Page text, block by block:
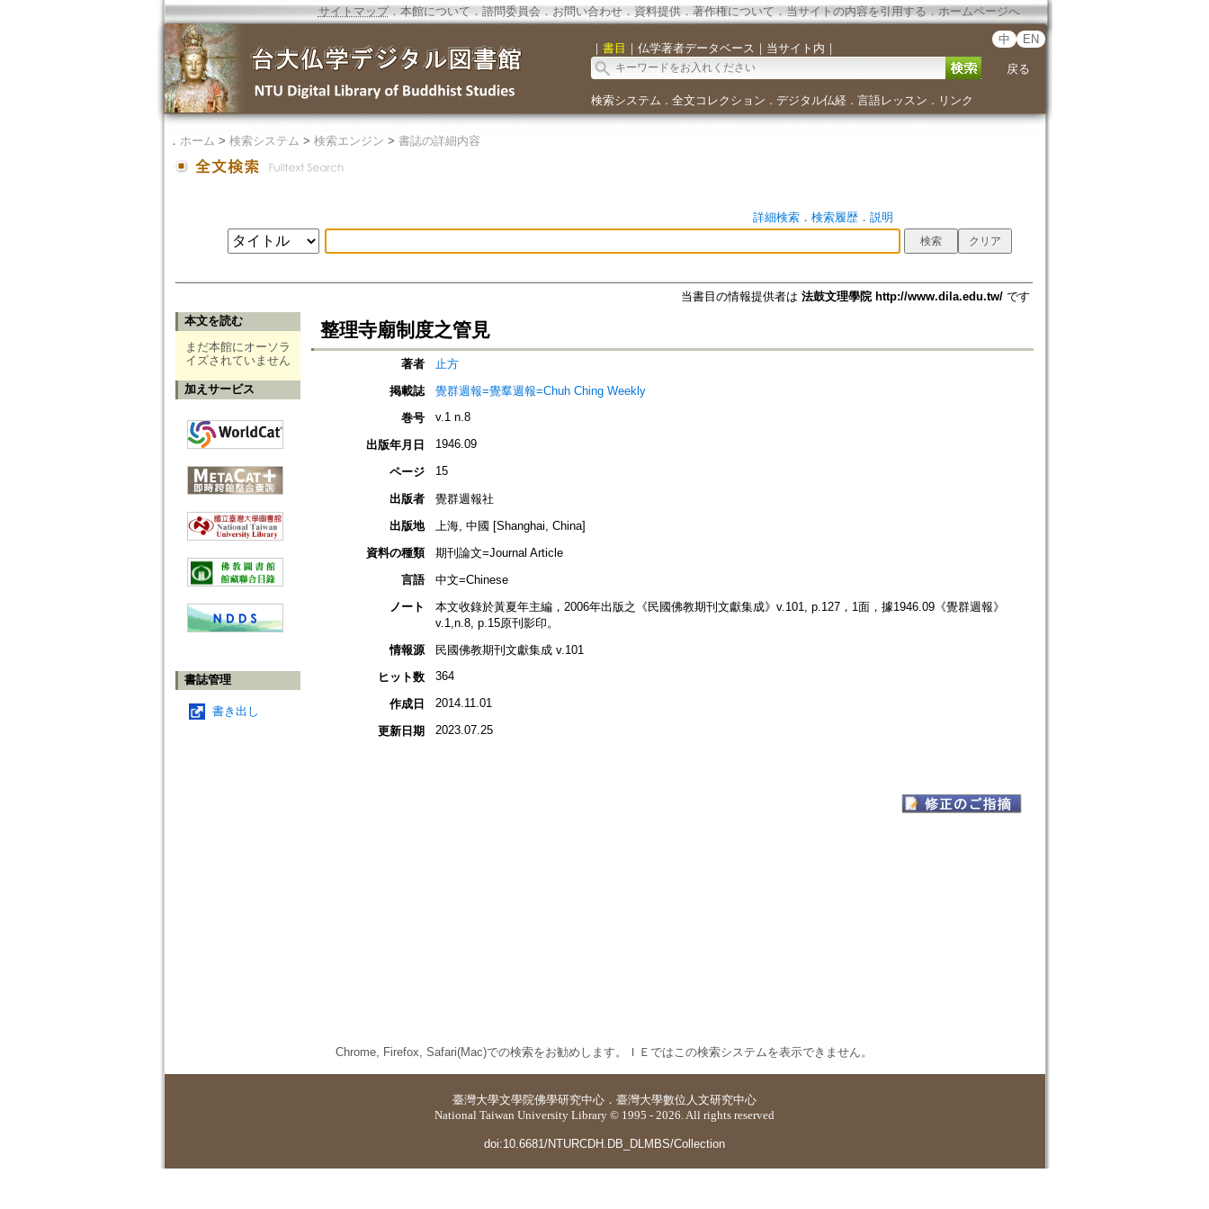
サイトマップ．本館について ． 諮問委員会． お問い合わせ． 資料提供． 著作権について．当サイトの内容を引用する ． ホームページへ
｜ 書目 ｜ 仏学著者データベース ｜ 当サイト内 ｜
中 EN
戻る
検索システム ． 全文コレクション ． デジタル仏経． 言語レッスン ． リンク
． ホーム > 検索システム > 検索エンジン > 書誌の詳細内容
詳細検索． 検索履歴． 説明
当書目の情報提供者は 法鼓文理學院 http://www.dila.edu.tw/です
本文を読む
まだ本館にオーソラ
イズされていません
加えサービス
書誌管理
書き出し
整理寺廟制度之管見
著者
止方
掲載誌
覺群週報=覺羣週報=Chuh Ching Weekly
巻号
v.1 n.8
出版年月日 1946.09
ページ 15
出版者
覺群週報社
出版地
上海, 中國 [Shanghai, China]
資料の種類
期刊論文=Journal Article
言語
中文=Chinese
ノート
本文收錄於黃夏年主編，2006年出版之《民國佛教期刊文獻集成》v.101, p.127，1面，據1946.09《覺群週報》
v.1,n.8, p.15原刊影印。
情報源
民國佛教期刊文獻集成 v.101
ヒット数
364
作成日 2014.11.01
更新日期 2023.07.25
Chrome, Firefox, Safari(Mac)での検索をお勧めします。ＩＥではこの検索システムを表示できません。
臺灣大學文學院佛學研究中心 ． 臺灣大學數位人文研究中心
National Taiwan University Library © 1995 - 2026. All rights reserved
doi:10.6681/NTURCDH.DB_DLMBS/Collection